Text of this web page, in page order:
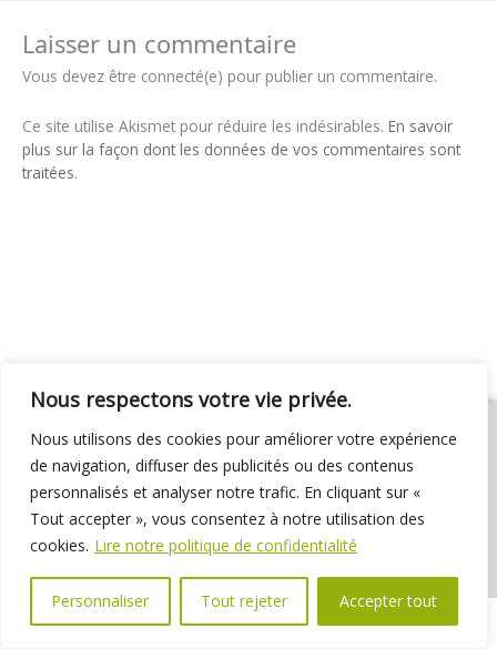
Nous respectons votre vie privée.
Nous utilisons des cookies pour améliorer votre expérience
de navigation, diffuser des publicités ou des contenus
personnalisés et analyser notre trafic. En cliquant sur «
Tout accepter », vous consentez à notre utilisation des
cookies. Lire notre politique de confidentialité
Personnaliser Tout rejeter Accepter tout
Laisser un commentaire
Vous devez être connecté(e) pour publier un commentaire.
Ce site utilise Akismet pour réduire les indésirables. En savoir
plus sur la façon dont les données de vos commentaires sont
traitées.
01 69 31 72 10 01 69 31 37 31
Nous contacter
Espace élus
Marchés publics Délibérations